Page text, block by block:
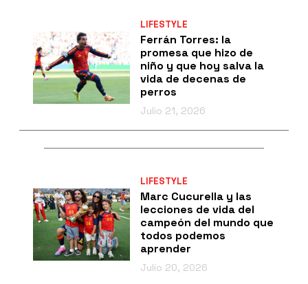
LIFESTYLE
Ferrán Torres: la
promesa que hizo de
niño y que hoy salva la
vida de decenas de
perros
Julio 21, 2026
LIFESTYLE
Marc Cucurella y las
lecciones de vida del
campeón del mundo que
todos podemos
aprender
Julio 20, 2026